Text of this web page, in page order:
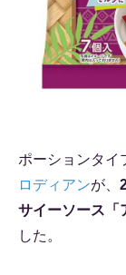
ポーションタイ
ロディアンが、
サイーソース「
した。